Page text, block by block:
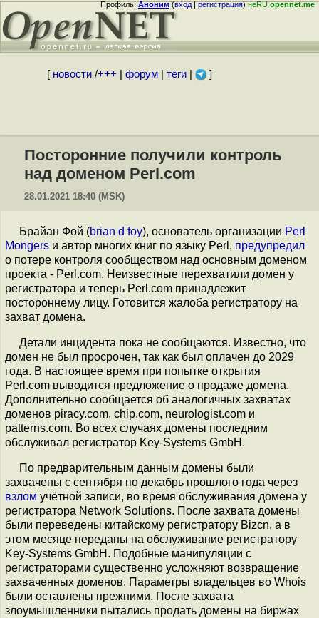
Профиль:Аноним(вход|регистрация)неRUopennet.me
[ новости/+++ форум| теги| ]
Посторонние получили контроль
над доменом Perl.com
28.01.2021 18:40 (MSK)
Брайан Фой (brian d foy), основатель организации Perl
Mongers и автор многих книг по языку Perl, предупредил
о потере контроля сообществом над основным доменом
проекта - Perl.com. Неизвестные перехватили домен у
регистратора и теперь Perl.com принадлежит
постороннему лицу. Готовится жалоба регистратору на
захват домена.
Детали инцидента пока не сообщаются. Известно, что
домен не был просрочен, так как был оплачен до 2029
года. В настоящее время при попытке открытия
Perl.com выводится предложение о продаже домена.
Дополнительно сообщается об аналогичных захватах
доменов piracy.com, chip.com, neurologist.com и
patterns.com. Во всех случаях домены последним
обслуживал регистратор Key-Systems GmbH.
По предварительным данным домены были
захвачены с сентября по декабрь прошлого года через
взлом учётной записи, во время обслуживания домена у
регистратора Network Solutions. После захвата домены
были переведены китайскому регистратору Bizcn, а в
этом месяце переданы на обслуживание регистратору
Key-Systems GmbH. Подобные манипуляции с
регистраторами существенно усложняют возвращение
захваченных доменов. Параметры владельцев во Whois
были оставлены прежними. После захвата
злоумышленники пытались продать домены на биржах